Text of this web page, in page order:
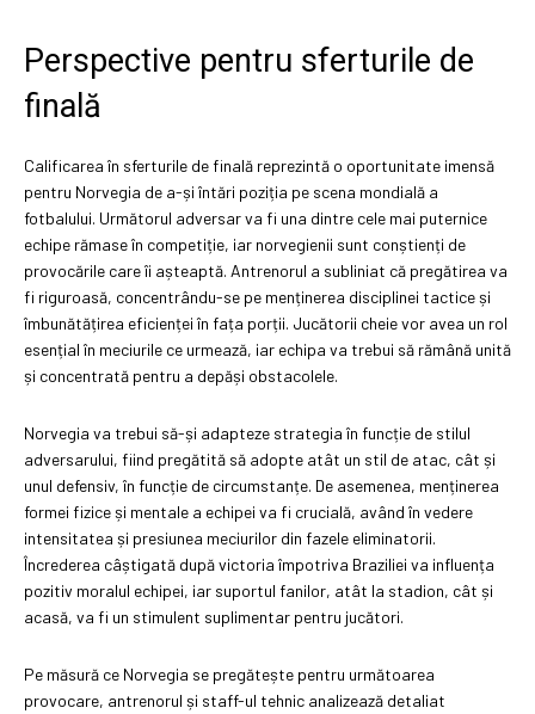
Perspective pentru sferturile de
finală
Calificarea în sferturile de finală reprezintă o oportunitate imensă
pentru Norvegia de a-și întări poziția pe scena mondială a
fotbalului. Următorul adversar va fi una dintre cele mai puternice
echipe rămase în competiție, iar norvegienii sunt conștienți de
provocările care îi așteaptă. Antrenorul a subliniat că pregătirea va
fi riguroasă, concentrându-se pe menținerea disciplinei tactice și
îmbunătățirea eficienței în fața porții. Jucătorii cheie vor avea un rol
esențial în meciurile ce urmează, iar echipa va trebui să rămână unită
și concentrată pentru a depăși obstacolele.
Norvegia va trebui să-și adapteze strategia în funcție de stilul
adversarului, fiind pregătită să adopte atât un stil de atac, cât și
unul defensiv, în funcție de circumstanțe. De asemenea, menținerea
formei fizice și mentale a echipei va fi crucială, având în vedere
intensitatea și presiunea meciurilor din fazele eliminatorii.
Încrederea câștigată după victoria împotriva Braziliei va influența
pozitiv moralul echipei, iar suportul fanilor, atât la stadion, cât și
acasă, va fi un stimulent suplimentar pentru jucători.
Pe măsură ce Norvegia se pregătește pentru următoarea
provocare, antrenorul și staff-ul tehnic analizează detaliat